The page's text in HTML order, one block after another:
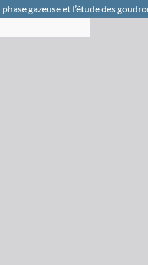
gazeuse et l’étude des